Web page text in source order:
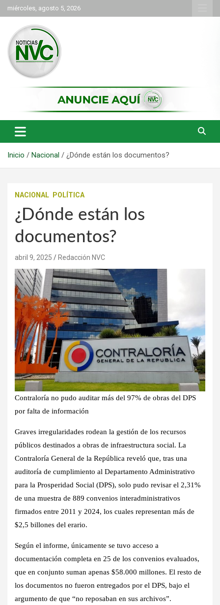
Saltar
al
contenido
miércoles, agosto 5, 2026
NVC Noticias
Inicio Nacional ¿Dónde están los documentos?
NACIONAL POLÍTICA
¿Dónde están los
documentos?
abril 9, 2025 Redacción NVC
Contraloría no pudo auditar más del 97% de obras del DPS
por falta de información
Graves irregularidades rodean la gestión de los recursos
públicos destinados a obras de infraestructura social. La
Contraloría General de la República reveló que, tras una
auditoría de cumplimiento al Departamento Administrativo
para la Prosperidad Social (DPS), solo pudo revisar el 2,31%
de una muestra de 889 convenios interadministrativos
firmados entre 2011 y 2024, los cuales representan más de
$2,5 billones del erario.
Según el informe, únicamente se tuvo acceso a
documentación completa en 25 de los convenios evaluados,
que en conjunto suman apenas $58.000 millones. El resto de
los documentos no fueron entregados por el DPS, bajo el
argumento de que “no reposaban en sus archivos”.